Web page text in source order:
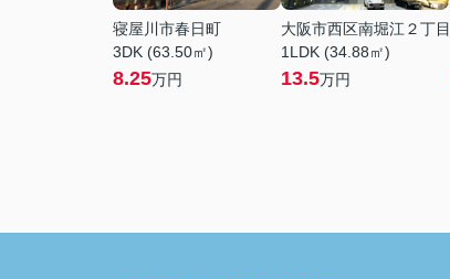
寝屋川市春日町
3DK (63.50㎡)
8.25万円
大阪市西区南堀江２丁目
1LDK (34.88㎡)
13.5万円